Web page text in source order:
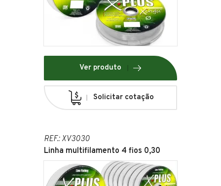
Ver produto
Solicitar cotação
REF.: XV3030
Linha multifilamento 4 fios 0,30